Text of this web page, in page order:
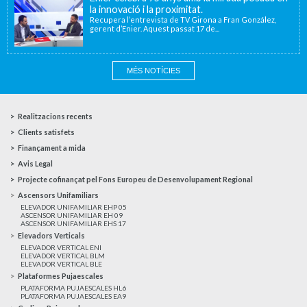
la innovació i la proximitat.
Recupera l’entrevista de TV Girona a Fran González,
gerent d’Enier. Aquest passat 17 de...
MÉS NOTÍCIES
Realitzacions recents
Clients satisfets
Finançament a mida
Avis Legal
Projecte cofinançat pel Fons Europeu de Desenvolupament Regional
Ascensors Unifamiliars
ELEVADOR UNIFAMILIAR EHP 05
ASCENSOR UNIFAMILIAR EH 09
ASCENSOR UNIFAMILIAR EHS 17
Elevadors Verticals
ELEVADOR VERTICAL ENI
ELEVADOR VERTICAL BLM
ELEVADOR VERTICAL BLE
Plataformes Pujaescales
PLATAFORMA PUJAESCALES HL6
PLATAFORMA PUJAESCALES EA9